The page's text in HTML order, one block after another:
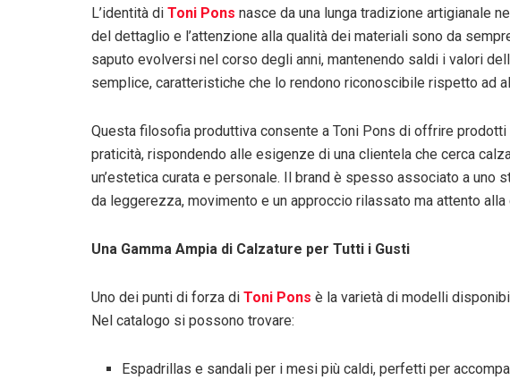
L’identità di Toni Pons nasce da una lunga tradizione artigianale
del dettaglio e l’attenzione alla qualità dei materiali sono da
saputo evolversi nel corso degli anni, mantenendo saldi i valori
semplice, caratteristiche che lo rendono riconoscibile rispetto ad
Questa filosofia produttiva consente a Toni Pons di offrire
praticità, rispondendo alle esigenze di una clientela che cerca
un’estetica curata e personale. Il brand è spesso associato a uno
da leggerezza, movimento e un approccio rilassato ma attento alla
Una Gamma Ampia di Calzature per Tutti i Gusti
Uno dei punti di forza di Toni Pons è la varietà di modelli
Nel catalogo si possono trovare:
Espadrillas e sandali per i mesi più caldi, perfetti per